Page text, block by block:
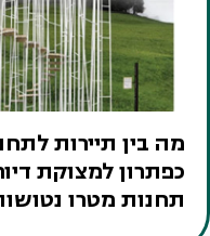
מה בין תיירות
כפתרון למצוקת
תחנות מטרו